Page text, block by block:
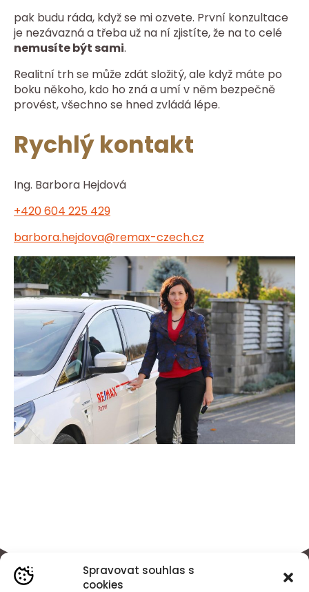
Spravovat souhlas s
cookies
pak budu ráda, když se mi ozvete. První konzultace
je nezávazná a třeba už na ní zjistíte, že na to celé
nemusíte být sami.
Realitní trh se může zdát složitý, ale když máte po
boku někoho, kdo ho zná a umí v něm bezpečně
provést, všechno se hned zvládá lépe.
Rychlý kontakt
Ing. Barbora Hejdová
+420 604 225 429
barbora.hejdova@remax-czech.cz